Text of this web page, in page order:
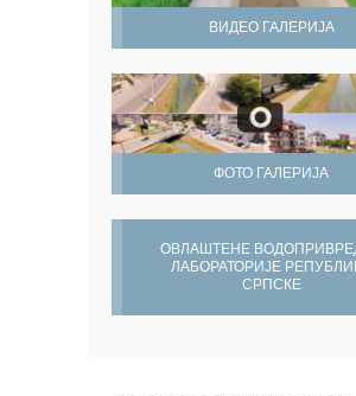
ВИДЕО ГАЛЕРИЈА
ФОТО ГАЛЕРИЈА
ОВЛАШТЕНЕ
ЛАБОРАТОРИЈЕ
СРПСКЕ